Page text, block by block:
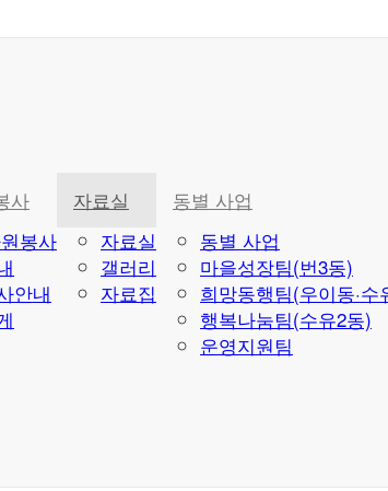
사
봉사
안내
자료실
자료실
갤러리
자료집
동별 사업
동별 사업
마을성장팀(번3동)
희망동행팀(우이동·수
행복나눔팀(수유2동)
운영지원팀